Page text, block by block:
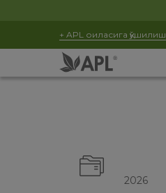
+ APL оиласига қўшилиш
2026